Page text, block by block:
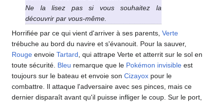
Ne la lisez pas si vous souhaitez la
découvrir par vous-même.
Horrifiée par ce qui vient d'arriver à ses parents, Verte
trébuche au bord du navire et s'évanouit. Pour la sauver,
Rouge envoie Tartard , qui attrape Verte et atterrit sur le sol en
toute sécurité. Bleu remarque que le Pokémon invisible est
toujours sur le bateau et envoie son Cizayox pour le
combattre. Il attaque l'adversaire avec ses pinces, mais ce
dernier disparaît avant qu'il puisse infliger le coup. Sur le port,